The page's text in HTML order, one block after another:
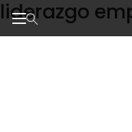
Skip
to
the
liderazgo